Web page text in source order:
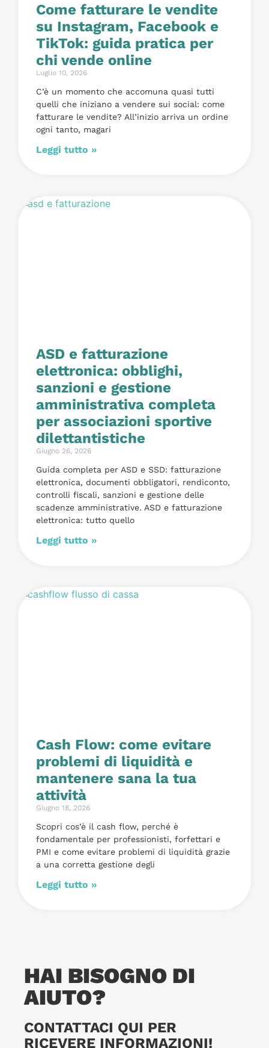
Come fatturare le vendite
su Instagram, Facebook e
TikTok: guida pratica per
chi vende online
Luglio 10, 2026
C’è un momento che accomuna quasi tutti
quelli che iniziano a vendere sui social: come
fatturare le vendite? All’inizio arriva un ordine
ogni tanto, magari
Leggi tutto »
ASD e fatturazione
elettronica: obblighi,
sanzioni e gestione
amministrativa completa
per associazioni sportive
dilettantistiche
Giugno 26, 2026
Guida completa per ASD e SSD: fatturazione
elettronica, documenti obbligatori, rendiconto,
controlli fiscali, sanzioni e gestione delle
scadenze amministrative. ASD e fatturazione
elettronica: tutto quello
Leggi tutto »
Cash Flow: come evitare
problemi di liquidità e
mantenere sana la tua
attività
Giugno 18, 2026
Scopri cos’è il cash flow, perché è
fondamentale per professionisti, forfettari e
PMI e come evitare problemi di liquidità grazie
a una corretta gestione degli
Leggi tutto »
HAI BISOGNO DI
AIUTO?
CONTATTACI QUI PER
RICEVERE INFORMAZIONI!